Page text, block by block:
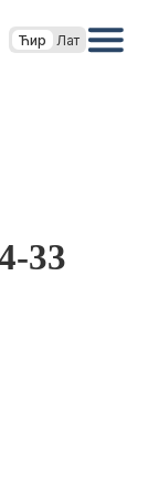
Ћир Лат
33